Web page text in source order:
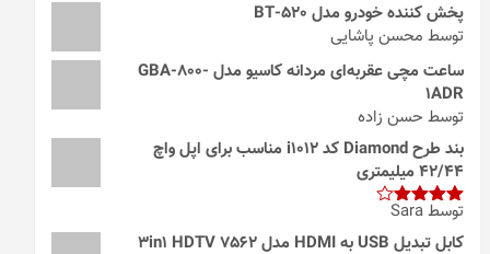
پخش کننده خودرو مدل 520-BT
توسط محسن پاشایی
ساعت مچی عقربه‌ای مردانه کاسیو مدل GBA-800-
1ADR
توسط حسن زاده
بند طرح Diamond کد i1012 مناسب برای اپل واچ
42/44 میلیمتری
امتیاز4
از 5
توسط Sara
کابل تبدیل USB به HDMI مدل 3in1 HDTV 7562